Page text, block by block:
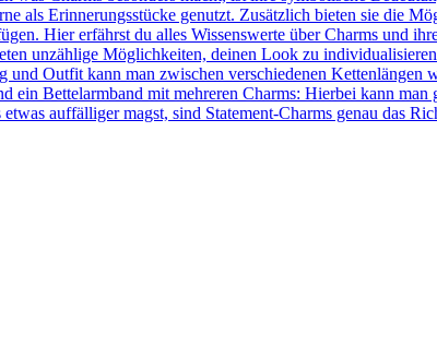
als Erinnerungsstücke genutzt. Zusätzlich bieten sie die
Hier erfährst du alles Wissenswerte über Charms und
unzählige Möglichkeiten, deinen Look zu
und Outfit kann man zwischen verschiedenen Kettenlängen
ein Bettelarmband mit mehreren Charms: Hierbei kann
etwas auffälliger magst, sind Statement-Charms genau das